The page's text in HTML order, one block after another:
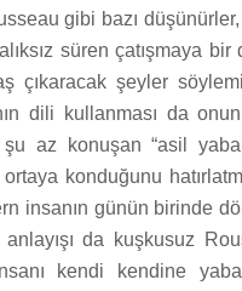
gibi bazı düşünürler,
süren çatışmaya bir
çıkaracak şeyler
dili kullanması da onun
az konuşan “asil
konduğunu
insanın günün birinde
da kuşkusuz
kendi kendine